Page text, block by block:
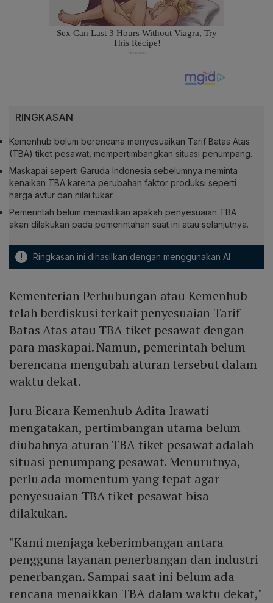
RINGKASAN
Kemenhub belum berencana menyesuaikan Tarif Batas Atas
(TBA) tiket pesawat, mempertimbangkan situasi penumpang.
Maskapai seperti Garuda Indonesia sebelumnya meminta
kenaikan TBA karena perubahan faktor produksi seperti
harga avtur dan nilai tukar.
Pemerintah belum memastikan apakah penyesuaian TBA
akan dilakukan pada pemerintahan saat ini atau selanjutnya.
! Ringkasan ini dihasilkan dengan menggunakan AI
Kementerian Perhubungan atau Kemenhub
telah berdiskusi terkait penyesuaian Tarif
Batas Atas atau TBA tiket pesawat dengan
para maskapai. Namun, pemerintah belum
berencana mengubah aturan tersebut dalam
waktu dekat.
Juru Bicara Kemenhub Adita Irawati
mengatakan, pertimbangan utama belum
diubahnya aturan TBA tiket pesawat adalah
situasi penumpang pesawat. Menurutnya,
perlu ada momentum yang tepat agar
penyesuaian TBA tiket pesawat bisa
dilakukan.
"Kami menjaga keberimbangan antara
pengguna layanan penerbangan dan industri
penerbangan. Sampai saat ini belum ada
rencana menaikkan TBA dalam waktu dekat,"